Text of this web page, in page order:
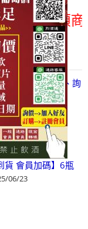
酒類商品
】線上選酒、詢
，看這裡!
貨 會員加碼】6瓶
06/23